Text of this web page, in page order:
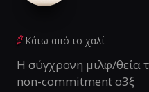
Κάτω από το χαλί
Η σύγχρονη μιλφ/θεία
non-commitment σ3ξ